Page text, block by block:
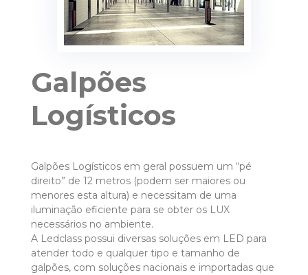
Galpões
Logísticos
Galpões Logísticos em geral possuem um “pé
direito” de 12 metros (podem ser maiores ou
menores esta altura) e necessitam de uma
iluminação eficiente para se obter os LUX
necessários no ambiente.
A Ledclass possui diversas soluções em LED para
atender todo e qualquer tipo e tamanho de
galpões, com soluções nacionais e importadas que